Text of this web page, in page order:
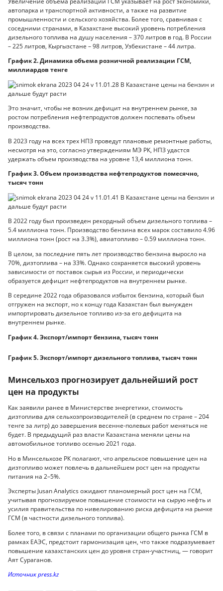
автопарка и транспортной активности, а также на развитие
промышленности и сельского хозяйства. Более того, сравнивая с
соседними странами, в Казахстане высокий уровень потребления
дизельного топлива на душу населения – 370 литров в год. В России
– 225 литров, Кыргызстане – 98 литров, Узбекистане – 44 литра.
График 2. Динамика объема розничной реализации ГСМ,
миллиардов тенге
Это значит, чтобы не возник дефицит на внутреннем рынке, за
ростом потребления нефтепродуктов должен поспевать объем
производства.
В 2023 году на всех трех НПЗ проведут плановые ремонтные работы,
несмотря на это, согласно утверждениям МЭ РК, НПЗ удастся
удержать объем производства на уровне 13,4 миллиона тонн.
График 3. Объем производства нефтепродуктов помесячно,
тысяч тонн
В 2022 году был произведен рекордный объем дизельного топлива –
5.4 миллиона тонн. Производство бензина всех марок составило 4.96
миллиона тонн (рост на 3.3%), авиатопливо – 0.59 миллиона тонн.
В целом, за последние пять лет производство бензина выросло на
70%, дизтоплива – на 33%. Однако сохраняется высокий уровень
зависимости от поставок сырья из России, и периодически
образуется дефицит нефтепродуктов на внутреннем рынке.
В середине 2022 года образовался избыток бензина, который был
отгружен на экспорт, но к концу года Казахстан был вынужден
импортировать дизельное топливо из-за его дефицита на
внутреннем рынке.
График 4. Экспорт/импорт бензина, тысяч тонн
График 5. Экспорт/импорт дизельного топлива, тысяч тонн
Минсельхоз прогнозирует дальнейший рост
цен на продукты
Как заявили ранее в Министерстве энергетики, стоимость
дизтоплива для сельхозпроизводителей (в среднем по стране – 204
тенге за литр) до завершения весенне-полевых работ меняться не
будет. В предыдущий раз власти Казахстана меняли цены на
автомобильное топливо осенью 2021 года.
Но в Минсельхозе РК полагают, что апрельское повышение цен на
дизтопливо может повлечь в дальнейшем рост цен на продукты
питания на 2–5%.
Эксперты Jusan Analytics ожидают планомерный рост цен на ГСМ,
учитывая прогнозируемое повышение стоимости на сырую нефть и
усилия правительства по нивелированию риска дефицита на рынке
ГСМ (в частности дизельного топлива).
Более того, в связи с планами по организации общего рынка ГСМ в
рамках ЕАЭС, предстоит гармонизация цен, что также подразумевает
повышение казахстанских цен до уровня стран-участниц, — говорит
Аят Сураганов.
Источник press.kz